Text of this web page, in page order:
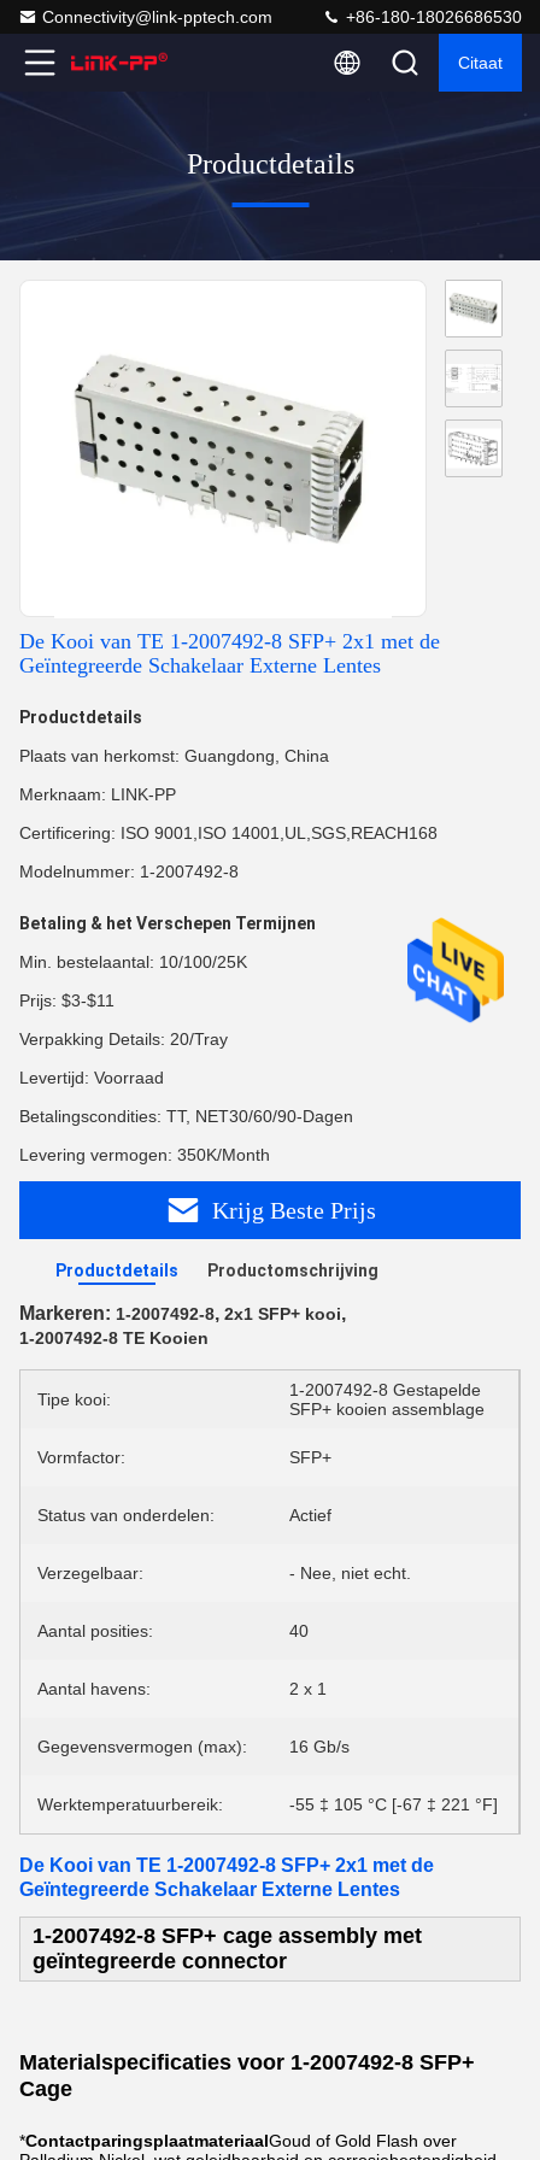
Connectivity@link-pptech.com +86-180-18026686530
Citaat
Productdetails
De Kooi van TE 1-2007492-8 SFP+ 2x1 met de
Geïntegreerde Schakelaar Externe Lentes
Productdetails
Plaats van herkomst: Guangdong, China
Merknaam: LINK-PP
Certificering: ISO 9001,ISO 14001,UL,SGS,REACH168
Modelnummer: 1-2007492-8
Betaling & het Verschepen Termijnen
Min. bestelaantal: 10/100/25K
Prijs: $3-$11
Verpakking Details: 20/Tray
Levertijd: Voorraad
Betalingscondities: TT, NET30/60/90-Dagen
Levering vermogen: 350K/Month
Krijg Beste Prijs
Productdetails Productomschrijving
Markeren: 1-2007492-8, 2x1 SFP+ kooi,
1-2007492-8 TE Kooien
Tipe kooi:
1-2007492-8 Gestapelde
SFP+ kooien assemblage
Vormfactor: SFP+
Status van onderdelen: Actief
Verzegelbaar: - Nee, niet echt.
Aantal posities: 40
Aantal havens: 2 x 1
Gegevensvermogen (max): 16 Gb/s
Werktemperatuurbereik: -55 ‡ 105 °C [-67 ‡ 221 °F]
De Kooi van TE 1-2007492-8 SFP+ 2x1 met de
Geïntegreerde Schakelaar Externe Lentes
1-2007492-8 SFP+ cage assembly met
geïntegreerde connector
Materialspecificaties voor 1-2007492-8 SFP+
Cage
*ContactparingsplaatmateriaalGoud of Gold Flash over